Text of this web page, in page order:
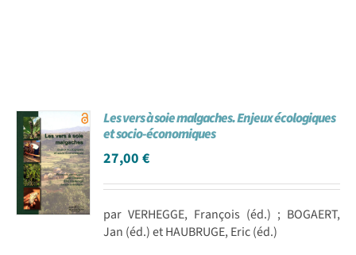
Les vers à soie malgaches. Enjeux écologiques
et socio-économiques
27,00€
par VERHEGGE, François (éd.) ; BOGAERT,
Jan (éd.) et HAUBRUGE, Eric (éd.)